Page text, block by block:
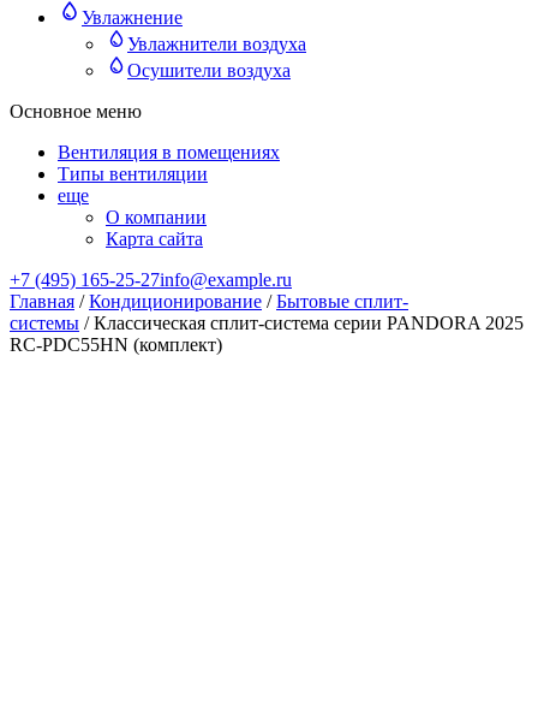
Увлажнение
Увлажнители воздуха
Осушители воздуха
Основное меню
Вентиляция в помещениях
Типы вентиляции
еще
О компании
Карта сайта
+7 (495) 165-25-27info@example.ru
Главная /Кондиционирование /Бытовые сплит-
системы / Классическая сплит-система серии PANDORA 2025
RC-PDC55HN (комплект)